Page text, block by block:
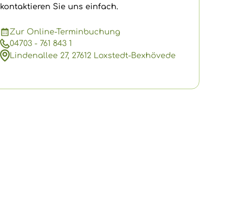
kontaktieren Sie uns einfach.
Zur Online-Terminbuchung
04703 - 761 843 1
Lindenallee 27, 27612 Loxstedt-Bexhövede